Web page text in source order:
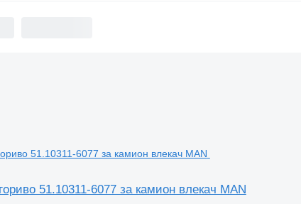
51.10311-6077 за камион влекач MAN